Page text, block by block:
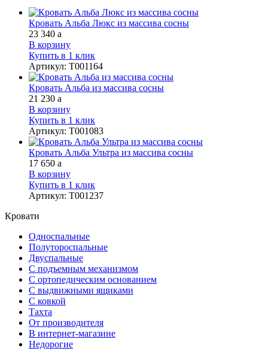
Кровать Альба Люкс из массива сосны
23 340 a
В корзину
Купить в 1 клик
Артикул: Т001164
Кровать Альба из массива сосны
21 230 a
В корзину
Купить в 1 клик
Артикул: Т001083
Кровать Альба Ультра из массива сосны
17 650 a
В корзину
Купить в 1 клик
Артикул: Т001237
Кровати
Односпальные
Полутороспальные
Двуспальные
С подъемным механизмом
С ортопедическим основанием
С выдвижными ящиками
С ковкой
Тахта
От производителя
В интернет-магазине
Недорогие